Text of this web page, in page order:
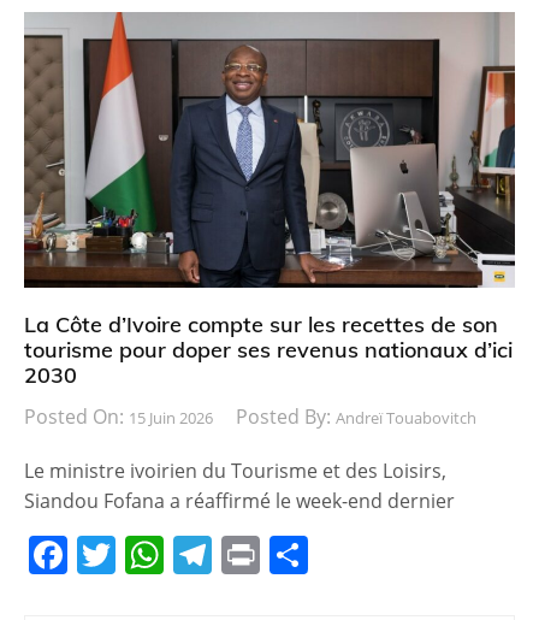
c
e
b
o
o
k
itt
er
at
s
A
p
p
e
gr
a
m
t ta
er
La Côte d’Ivoire compte sur les recettes de son
tourisme pour doper ses revenus nationaux d’ici
2030
Posted On: 15 Juin 2026 Posted By: Andreï Touabovitch
Le ministre ivoirien du Tourisme et des Loisirs,
Siandou Fofana a réaffirmé le week-end dernier
F
a
T
w
W
h
T
el
Pr
in